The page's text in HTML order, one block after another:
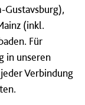
Gustavsburg),
(inkl.
Für
in unseren
Verbindung